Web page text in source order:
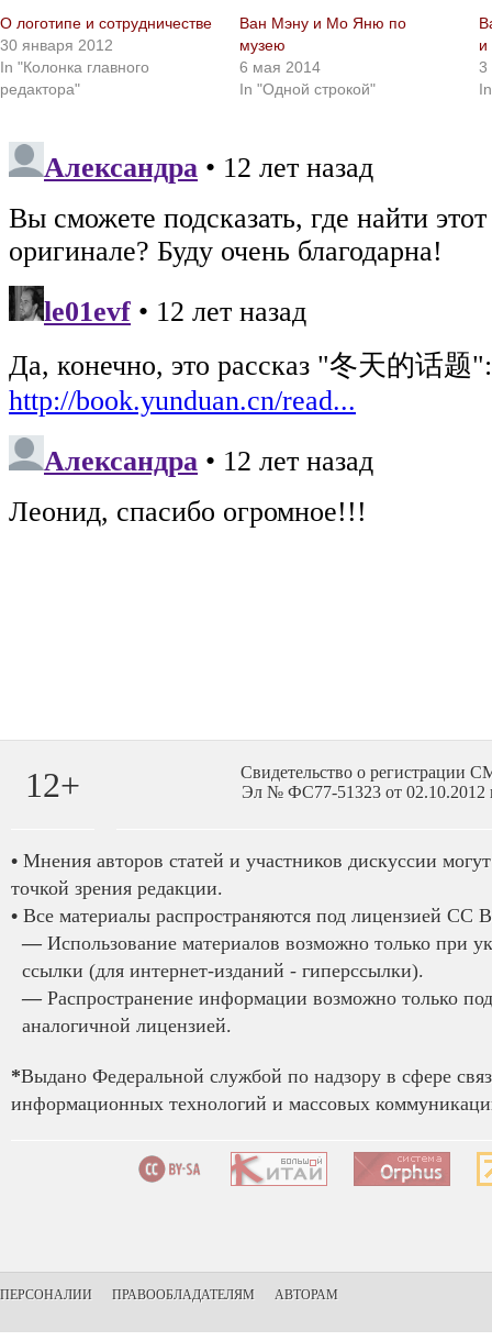
О логотипе и сотрудничестве
30 января 2012
In "Колонка главного
редактора"
Ван Мэну и Мо Яню по
музею
6 мая 2014
In "Одной строкой"
и
3
12+
Свидетельство о регистрации
Эл № ФС77-51323 от 02.10.2012
• Мнения авторов статей и участников дискуссии
точкой зрения редакции.
• Все материалы распространяются под лицензией CC
—Использование материалов возможно только при
ссылки (для интернет-изданий - гиперссылки).
—Распространение информации возможно только
аналогичной лицензией.
*Выдано Федеральной службой по надзору в сфере
информационных технологий и массовых
ПЕРСОНАЛИИ ПРАВООБЛАДАТЕЛЯМ АВТОРАМ